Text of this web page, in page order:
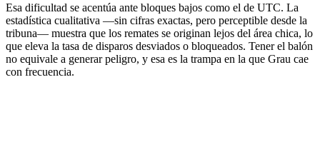
Esa dificultad se acentúa ante bloques bajos como el de UTC. La
estadística cualitativa —sin cifras exactas, pero perceptible desde la
tribuna— muestra que los remates se originan lejos del área chica, lo
que eleva la tasa de disparos desviados o bloqueados. Tener el balón
no equivale a generar peligro, y esa es la trampa en la que Grau cae
con frecuencia.